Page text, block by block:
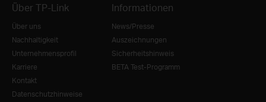
Über TP-Link
Über uns
Nachhaltigkeit
Unternehmensprofil
Karriere
Kontakt
Datenschutzhinweise
Informationen
News/Presse
Auszeichnungen
Sicherheitshinweis
BETA Test-Programm